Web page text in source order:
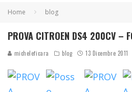
Home blog
PROVA CITROEN DS4 200CV –
micheleficara blog 13 Dicembre 2011